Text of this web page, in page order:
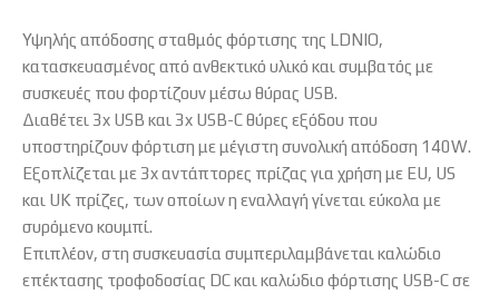
Υψηλής απόδοσης σταθμός φόρτισης της LDNIO,
κατασκευασμένος από ανθεκτικό υλικό και συμβατός με
συσκευές που φορτίζουν μέσω θύρας USB.
Διαθέτει 3x USB και 3x USB-C θύρες εξόδου που
υποστηρίζουν φόρτιση με μέγιστη συνολική απόδοση 140W.
Εξοπλίζεται με 3x αντάπτορες πρίζας για χρήση με EU, US
και UK πρίζες, των οποίων η εναλλαγή γίνεται εύκολα με
συρόμενο κουμπί.
Επιπλέον, στη συσκευασία συμπεριλαμβάνεται καλώδιο
επέκτασης τροφοδοσίας DC και καλώδιο φόρτισης USB-C σε